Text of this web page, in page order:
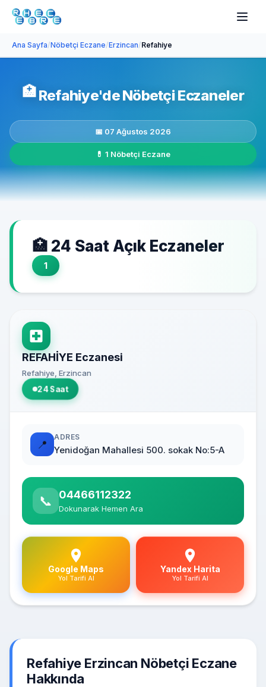
Ana Sayfa/Nöbetçi Eczane/Erzincan/Refahiye
🏥Refahiye'de Nöbetçi Eczaneler
📅 07 Ağustos 2026
💊 1 Nöbetçi Eczane
🏥 24 Saat Açık Eczaneler
1
REFAHİYE Eczanesi
Refahiye, Erzincan
24 Saat
📍
ADRES
Yenidoğan Mahallesi 500. sokak No:5-A
📞 04466112322
Dokunarak Hemen Ara
Google Maps
Yol Tarifi Al
Yandex Harita
Yol Tarifi Al
Refahiye Erzincan Nöbetçi Eczane
Hakkında